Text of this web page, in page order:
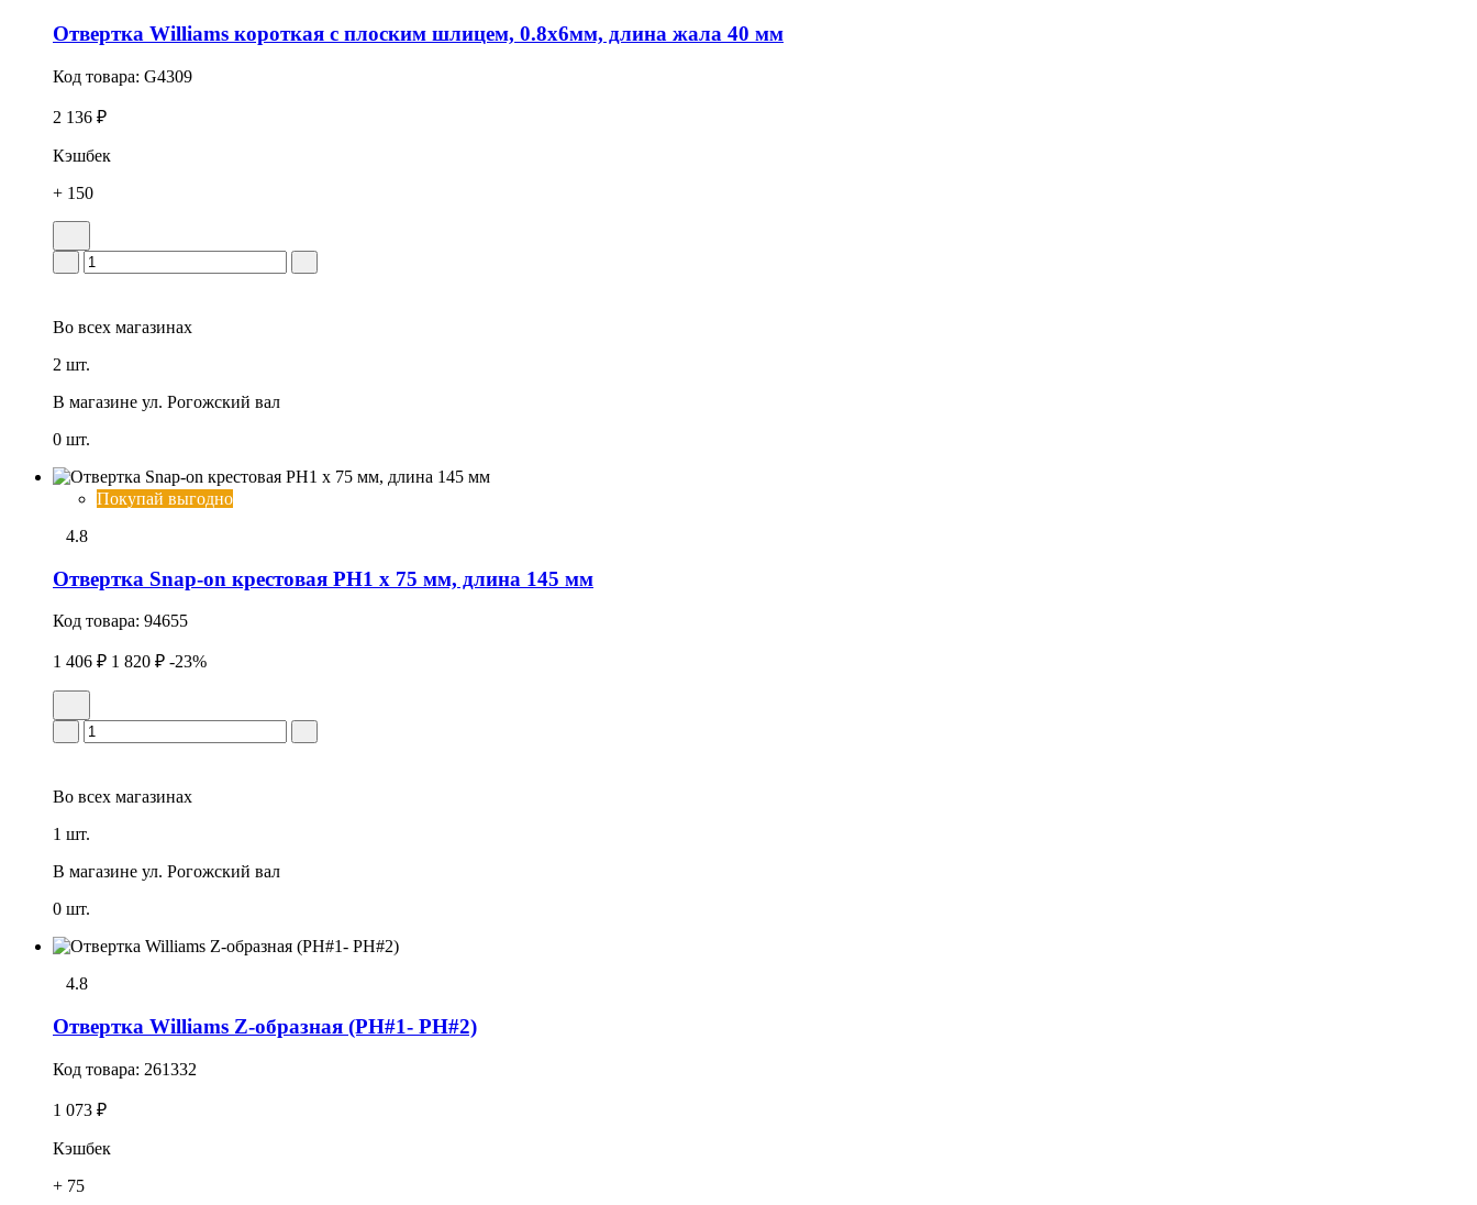
Отвеpтка Williams короткая с плоским шлицем, 0.8х6мм, длина жала 40 мм
Код товара: G4309
2 136 ₽
Кэшбек
+ 150
Во всех магазинах
2 шт.
В магазине ул. Рогожский вал
0 шт.
Покупай выгодно
4.8
Отвертка Snap-on крестовая РН1 x 75 мм, длина 145 мм
Код товара: 94655
1 406 ₽ 1 820 ₽ -23%
Во всех магазинах
1 шт.
В магазине ул. Рогожский вал
0 шт.
4.8
Отвертка Williams Z-образная (PH#1- PH#2)
Код товара: 261332
1 073 ₽
Кэшбек
+ 75